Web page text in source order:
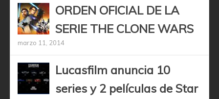
ORDEN OFICIAL DE LA
SERIE THE CLONE WARS
marzo 11, 2014
Lucasfilm anuncia 10
series y 2 películas de Star